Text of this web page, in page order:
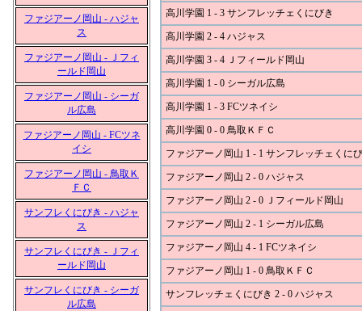
ファジアーノ岡山 - ハジャ
ス
ファジアーノ岡山 - Ｊフィ
ールド岡山
ファジアーノ岡山 - シーガ
ル広島
ファジアーノ岡山 - FCツネ
イシ
ファジアーノ岡山 - 鳥取Ｋ
ＦＣ
サンフレくにびき - ハジャ
ス
サンフレくにびき - Ｊフィ
ールド岡山
サンフレくにびき - シーガ
ル広島
高川学園 1 - 3 サンフレッチェくにびき
高川学園 2 - 4 ハジャス
高川学園 3 - 4 Ｊフィールド岡山
高川学園 1 - 0 シーガル広島
高川学園 1 - 3 FCツネイシ
高川学園 0 - 0 鳥取ＫＦＣ
ファジアーノ岡山 1 - 1 サンフレッチェくに
ファジアーノ岡山 2 - 0 ハジャス
ファジアーノ岡山 2 - 0 Ｊフィールド岡山
ファジアーノ岡山 2 - 1 シーガル広島
ファジアーノ岡山 4 - 1 FCツネイシ
ファジアーノ岡山 1 - 0 鳥取ＫＦＣ
サンフレッチェくにびき 2 - 0 ハジャス